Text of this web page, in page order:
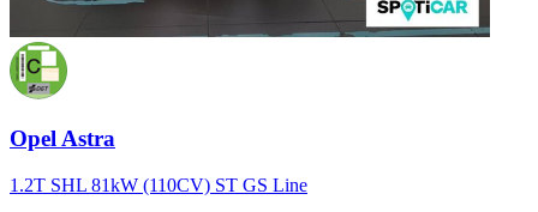
Opel Astra
1.2T SHL 81kW (110CV) ST GS Line